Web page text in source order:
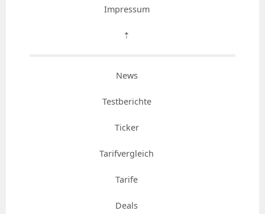
Impressum
⇡
News
Testberichte
Ticker
Tarifvergleich
Tarife
Deals